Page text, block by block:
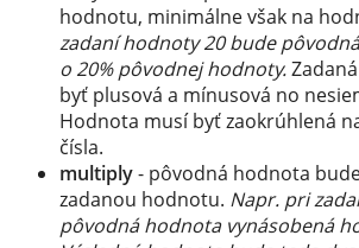
hodnotu, minimálne však na
zadaní hodnoty 20 bude
o 20% pôvodnej hodnoty.
byť plusová a mínusová no
Hodnota musí byť zaokrúhlená
čísla.
multiply- pôvodná hodnota
zadanou hodnotu. Napr. pri
pôvodná hodnota vynásobená